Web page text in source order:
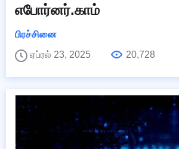
எபோர்னர்.காம்
பிரச்சினை
ஏப்ரல் 23, 2025
20,728